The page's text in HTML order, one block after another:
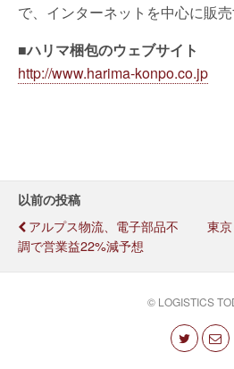
で、インターネットを中心に販売
■ハリマ梱包のウェブサイト
http://www.harima-konpo.co.jp
以前の投稿
アルプス物流、電子部品不
調で営業益22%減予想
東
© LOGISTICS